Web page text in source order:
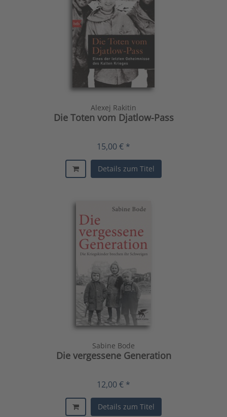
Alexej Rakitin
Die Toten vom Djatlow-Pass
15,00 € *
Details zum Titel
Sabine Bode
Die vergessene Generation
12,00 € *
Details zum Titel